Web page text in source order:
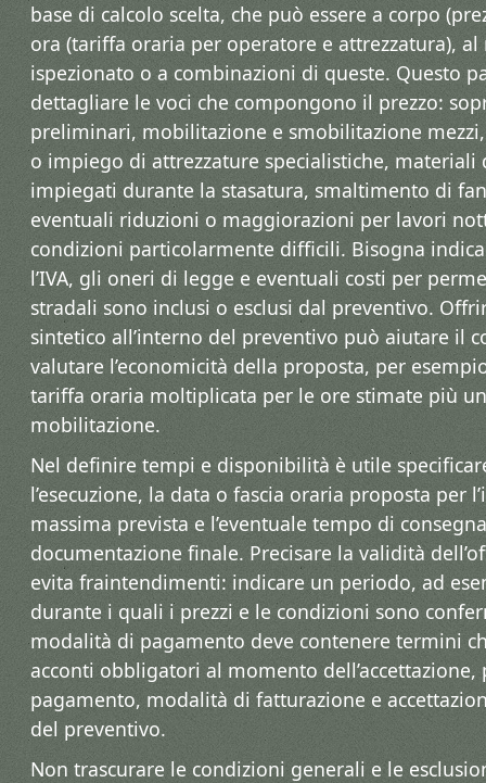
base di calcolo scelta, che può essere a corpo
ora (tariffa oraria per operatore e attrezzatura),
ispezionato o a combinazioni di queste. Questo
dettagliare le voci che compongono il prezzo:
preliminari, mobilitazione e smobilitazione
o impiego di attrezzature specialistiche, materiali
impiegati durante la stasatura, smaltimento di
eventuali riduzioni o maggiorazioni per lavori
condizioni particolarmente difficili. Bisogna
l’IVA, gli oneri di legge e eventuali costi per
stradali sono inclusi o esclusi dal preventivo.
sintetico all’interno del preventivo può aiutare il
valutare l’economicità della proposta, per
tariffa oraria moltiplicata per le ore stimate più
mobilitazione.
Nel definire tempi e disponibilità è utile
l’esecuzione, la data o fascia oraria proposta per
massima prevista e l’eventuale tempo di
documentazione finale. Precisare la validità
evita fraintendimenti: indicare un periodo, ad
durante i quali i prezzi e le condizioni sono
modalità di pagamento deve contenere termini
acconti obbligatori al momento
pagamento, modalità di fatturazione e
del preventivo.
Non trascurare le condizioni generali e le